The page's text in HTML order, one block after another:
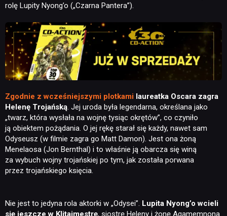
rolę Lupity Nyong’o („Czarna Pantera”).
Zgodnie z wcześniejszymi plotkami laureatka Oscara zagra
Helenę Trojańską. Jej uroda była legendarna, określana jako
„twarz, która wysłała na wojnę tysiąc okrętów”, co czyniło
ją obiektem pożądania. O jej rękę starał się każdy, nawet sam
Odyseusz (w filmie zagra go Matt Damon). Jest ona żoną
Menelaosa (Jon Bernthal) i to właśnie ją obarcza się winą
za wybuch wojny trojańskiej po tym, jak została porwana
przez trojańskiego księcia.
Nie jest to jedyna rola aktorki w „Odysei”. Lupita Nyong’o wcieli
się jeszcze w Klitajmestrę, siostrę Heleny i żonę Agamemnona